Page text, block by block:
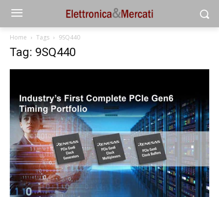
Home Tags 9SQ440
Tag: 9SQ440